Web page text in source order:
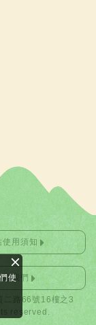
使用須知
絡我們
二路66號16樓之3
reserved.
使